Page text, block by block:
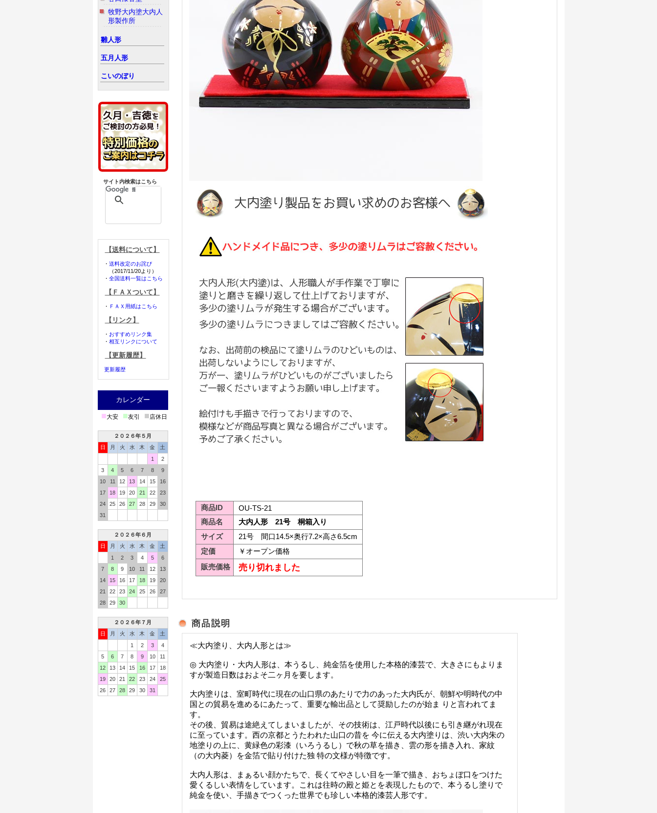
牧野大内塗大内人
形製作所
雛人形
五月人形
こいのぼり
サイト内検索はこちら
【送料について】
・ 送料改定のお詫び
（2017/11/20より）
・ 全国送料一覧はこちら
【ＦＡＸついて】
・ ＦＡＸ用紙はこちら
【リンク】
・ おすすめリンク集
・ 相互リンクについて
【更新履歴】
更新履歴
カレンダー
■大安 ■友引 ■店休日
２０２６年５月
日
月 火 水 木 金
土
1
2
3
4 5 6 7 8
9
10
11 12 13 14 15
16
17
18 19 20 21 22
23
24
25 26 27 28 29
30
31
２０２６年６月
日
月 火 水 木 金
土
1
2 3 4 5
6
7
8 9 10 11 12
13
14
15 16 17 18 19
20
21
22 23 24 25 26
27
28
29 30
２０２６年７月
日
月 火 水 木 金
土
1
2 3
4
5
6 7 8 9 10
11
12
13 14 15 16 17
18
19
20 21 22 23 24
25
26
27 28 29 30 31
商品ID
OU-TS-21
商品名
大内人形 21号 桐箱入り
サイズ
21号 間口14.5×奥行7.2×高さ6.5cm
定価
￥オープン価格
販売価格
売り切れました
≪大内塗り、大内人形とは≫
◎ 大内塗り・大内人形は、本うるし、純金箔を使用した本格的漆芸で、大きさにもよりま
すが製造日数はおよそ二ヶ月を要します。
大内塗りは、室町時代に現在の山口県のあたりで力のあった大内氏が、朝鮮や明時代の中
国との貿易を進めるにあたって、重要な輸出品として奨励したのが始ま りと言われてま
す。
その後、貿易は途絶えてしまいましたが、その技術は、江戸時代以後にも引き継がれ現在
に至っています。西の京都とうたわれた山口の昔を 今に伝える大内塗りは、渋い大内朱の
地塗りの上に、黄緑色の彩漆（いろうるし）で秋の草を描き、雲の形を描き入れ、家紋
（の大内菱）を金箔で貼り付けた独 特の文様が特徴です。
大内人形は、まぁるい顔かたちで、長くてやさしい目を一筆で描き、おちょぼ口をつけた
愛くるしい表情をしています。これは往時の殿と姫とを表現したもので、本うるし塗りで
純金を使い、手描きでつくった世界でも珍しい本格的漆芸人形です。